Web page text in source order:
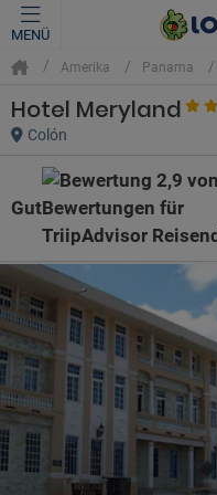
MENÜ
Amerika Panama
Hotel Meryland
Colón
Gut